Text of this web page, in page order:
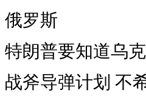
俄罗斯
特朗普要知道乌
战斧导弹计划 不